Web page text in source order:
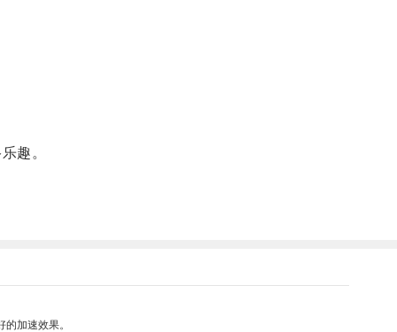
趣。
加速效果。